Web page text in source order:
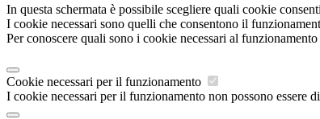
In questa schermata è possibile scegliere quali cookie
I cookie necessari sono quelli che consentono il
Per conoscere quali sono i cookie necessari al
Cookie necessari per il funzionamento
I cookie necessari per il funzionamento non possono essere